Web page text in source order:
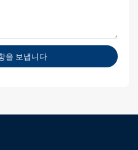
을 보냅니다